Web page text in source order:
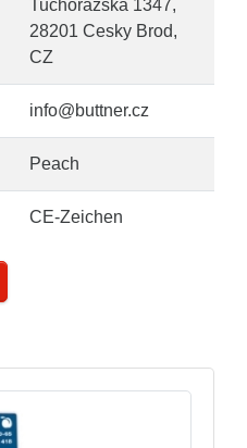
Tuchorazska 1347,
28201 Cesky Brod,
CZ
info@buttner.cz
Peach
CE-Zeichen